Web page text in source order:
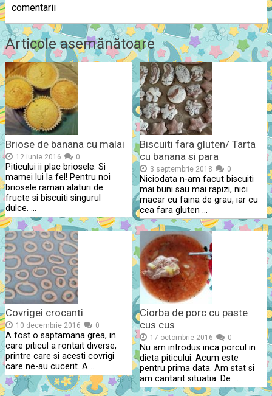
comentarii
Articole asemănătoare
Briose de banana cu malai
12 iunie 2016 0
Piticului ii plac briosele. Si
mamei lui la fel! Pentru noi
briosele raman alaturi de
fructe si biscuiti singurul
dulce. …
Biscuiti fara gluten/ Tarta
cu banana si para
3 septembrie 2018 0
Niciodata n-am facut biscuiti
mai buni sau mai rapizi, nici
macar cu faina de grau, iar cu
cea fara gluten …
Covrigei crocanti
10 decembrie 2016 0
A fost o saptamana grea, in
care piticul a rontait diverse,
printre care si acesti covrigi
care ne-au cucerit. A …
Ciorba de porc cu paste
cus cus
17 octombrie 2016 0
Nu am introdus inca porcul in
dieta piticului. Acum este
pentru prima data. Am stat si
am cantarit situatia. De …